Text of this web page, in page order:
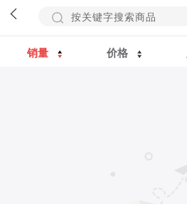
销量 价格